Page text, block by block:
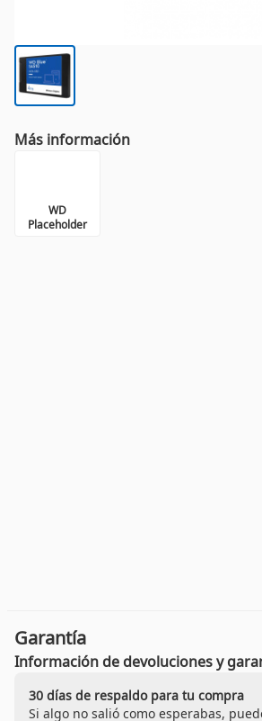
Más información
WD
Placeholder
Garantía
Información de devoluciones y
30 días de respaldo para tu compra
Si algo no salió como esperabas,